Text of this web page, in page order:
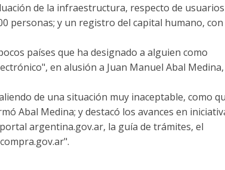
de la infraestructura, respecto de
personas; y un registro del capital humano, con
países que ha designado a alguien como
en alusión a Juan Manuel Abal Medina,
de una situación muy inaceptable, como
Abal Medina; y destacó los avances en
argentina.gov.ar, la guía de trámites, el